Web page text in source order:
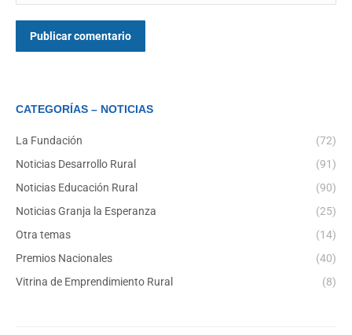
Publicar comentario
CATEGORÍAS – NOTICIAS
La Fundación
(72)
Noticias Desarrollo Rural
(91)
Noticias Educación Rural
(90)
Noticias Granja la Esperanza
(25)
Otra temas
(14)
Premios Nacionales
(40)
Vitrina de Emprendimiento Rural
(8)